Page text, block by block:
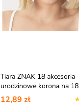
Tiara ZNAK 18 akcesoria
urodzinowe korona na 18
urodziny
12,89 zł